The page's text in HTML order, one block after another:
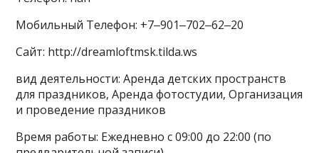
Мобильный Телефон: +7‒901‒702‒62‒20
Сайт: http://dreamloftmsk.tilda.ws
вид деятельности: Аренда детских пространств
для праздников, Аренда фотостудии, Организация
и проведение праздников
Время работы: Ежедневно с 09:00 до 22:00 (по